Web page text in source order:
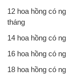
12 hoa hồng có
tháng
14 hoa hồng có
16 hoa hồng có
18 hoa hồng có